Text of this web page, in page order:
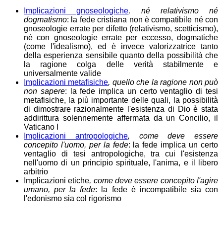
Implicazioni gnoseologiche, né relativismo né
dogmatismo: la fede cristiana non è compatibile né con
gnoseologie errate per difetto (relativismo, scetticismo),
né con gnoseologie errate per eccesso, dogmatiche
(come l'idealismo), ed è invece valorizzatrice tanto
della esperienza sensibile quanto della possibilità che
la ragione colga delle verità stabilmente e
universalmente valide
Implicazioni metafisiche, quello che la ragione non può
non sapere: la fede implica un certo ventaglio di tesi
metafisiche, la più importante delle quali, la possibilità
di dimostrare razionalmente l'esistenza di Dio è stata
addirittura solennemente affermata da un Concilio, il
Vaticano I
Implicazioni antropologiche, come deve essere
concepito l'uomo, per la fede: la fede implica un certo
ventaglio di tesi antropologiche, tra cui l'esistenza
nell'uomo di un principio spirituale, l'anima, e il libero
arbitrio
Implicazioni etiche, come deve essere concepito l'agire
umano, per la fede: la fede è incompatibile sia con
l'edonismo sia col rigorismo